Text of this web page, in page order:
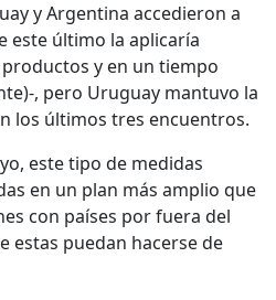
y Argentina accedieron a
este último la aplicaría
y en un tiempo
, pero Uruguay mantuvo la
los últimos tres encuentros.
este tipo de medidas
en un plan más amplio que
con países por fuera del
estas puedan hacerse de